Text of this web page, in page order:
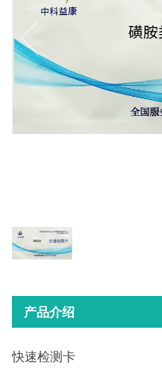
产品介绍
快速检测卡